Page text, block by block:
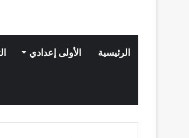
الرئيسية الأولى إعدادي